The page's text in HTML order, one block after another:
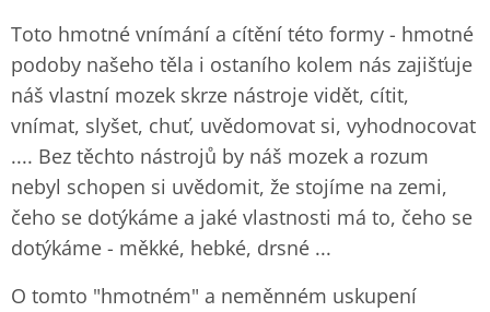
Toto hmotné vnímání a cítění této formy - hmotné
podoby našeho těla i ostaního kolem nás zajišťuje
náš vlastní mozek skrze nástroje vidět, cítit,
vnímat, slyšet, chuť, uvědomovat si, vyhodnocovat
.... Bez těchto nástrojů by náš mozek a rozum
nebyl schopen si uvědomit, že stojíme na zemi,
čeho se dotýkáme a jaké vlastnosti má to, čeho se
dotýkáme - měkké, hebké, drsné ...
O tomto "hmotném" a neměnném uskupení